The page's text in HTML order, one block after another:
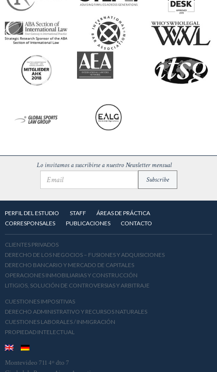
Lo invitamos a suscribirse a nuestro Newsletter mensual
PERFIL DEL ESTUDIO STAFF
ÁREAS DE PRÁCTICA
CORRESPONSALES
PUBLICACIONES CONTACTO
CLIENTES PRIVADOS
DERECHO DE LOS NEGOCIOS – FUSIONES Y ADQUISICIONES
DERECHO BANCARIO Y MERCADO DE CAPITALES
OPERACIONES INMOBILIARIAS Y CONSTRUCCIÓN
LITIGIOS, SOLUCIÓN DE CONTROVERSIAS Y ARBITRAJE
CUESTIONES IMPOSITIVAS
DERECHO ADMINISTRATIVO Y RECURSOS NATURALES
CUESTIONES LABORALES / INMIGRACIÓN
PROPIEDAD INTELECTUAL
Montevideo 711 4º dto 7